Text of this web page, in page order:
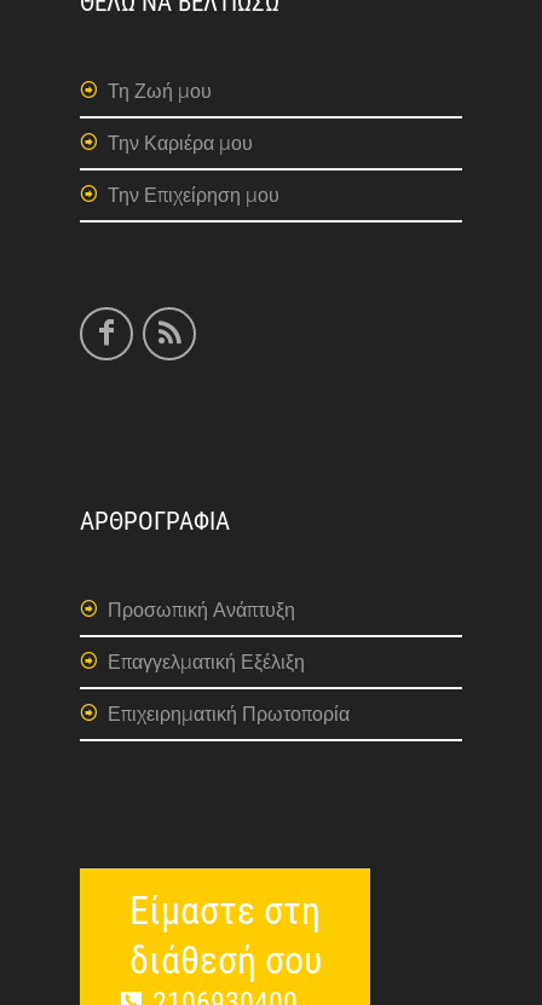
Τη Ζωή μου
Την Καριέρα μου
Την Επιχείρηση μου
ΑΡΘΡΟΓΡΑΦΙΑ
Προσωπική Ανάπτυξη
Επαγγελματική Εξέλιξη
Επιχειρηματική Πρωτοπορία
Είμαστε στη
διάθεσή σου